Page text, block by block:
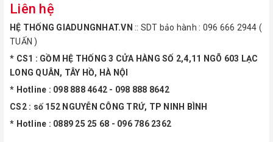
Liên hệ
HỆ THỐNG GIADUNGNHAT.VN :: SDT bảo hành : 096 666 2944 (
TUẤN )
* CS1 : GỒM HỆ THỐNG 3 CỬA HÀNG SỐ 2,4,11 NGÕ 603 LẠC
LONG QUÂN, TÂY HỒ, HÀ NỘI
* Hotline : 098 888 4642 - 098 888 8642
CS2 : số 152 NGUYỄN CÔNG TRỨ, TP NINH BÌNH
* Hotline : 0889 25 25 68 - 096 786 2362